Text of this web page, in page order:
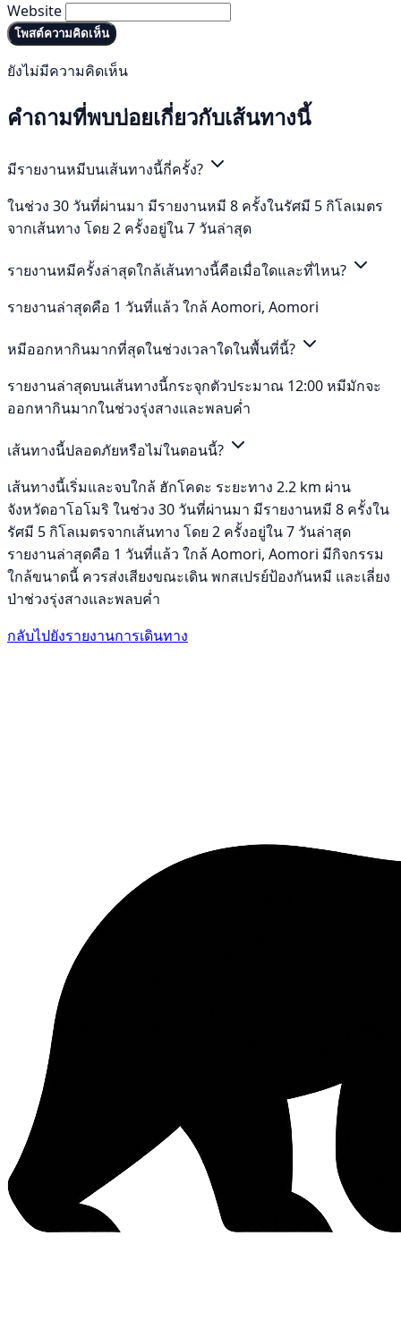
Website
โพสต์ความคิดเห็น
ยังไม่มีความคิดเห็น
คำถามที่พบบ่อยเกี่ยวกับเส้นทางนี้
มีรายงานหมีบนเส้นทางนี้กี่ครั้ง?
ในช่วง 30 วันที่ผ่านมา มีรายงานหมี 8 ครั้งในรัศมี 5 กิโลเมตร
จากเส้นทาง โดย 2 ครั้งอยู่ใน 7 วันล่าสุด
รายงานหมีครั้งล่าสุดใกล้เส้นทางนี้คือเมื่อใดและที่ไหน?
รายงานล่าสุดคือ 1 วันที่แล้ว ใกล้ Aomori, Aomori
หมีออกหากินมากที่สุดในช่วงเวลาใดในพื้นที่นี้?
รายงานล่าสุดบนเส้นทางนี้กระจุกตัวประมาณ 12:00 หมีมักจะ
ออกหากินมากในช่วงรุ่งสางและพลบค่ำ
เส้นทางนี้ปลอดภัยหรือไม่ในตอนนี้?
เส้นทางนี้เริ่มและจบใกล้ ฮักโคดะ ระยะทาง 2.2 km ผ่าน
จังหวัดอาโอโมริ ในช่วง 30 วันที่ผ่านมา มีรายงานหมี 8 ครั้งใน
รัศมี 5 กิโลเมตรจากเส้นทาง โดย 2 ครั้งอยู่ใน 7 วันล่าสุด
รายงานล่าสุดคือ 1 วันที่แล้ว ใกล้ Aomori, Aomori มีกิจกรรม
ใกล้ขนาดนี้ ควรส่งเสียงขณะเดิน พกสเปรย์ป้องกันหมี และเลี่ยง
ป่าช่วงรุ่งสางและพลบค่ำ
กลับไปยังรายงานการเดินทาง